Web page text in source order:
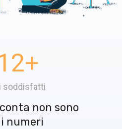
+
soddisfatti
non sono
numeri